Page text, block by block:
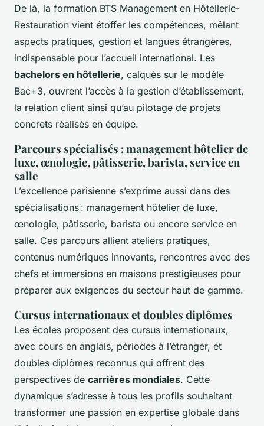
De là, la formation BTS Management en Hôtellerie-
Restauration vient étoffer les compétences, mêlant
aspects pratiques, gestion et langues étrangères,
indispensable pour l’accueil international. Les
bachelors en hôtellerie, calqués sur le modèle
Bac+3, ouvrent l’accès à la gestion d’établissement,
la relation client ainsi qu’au pilotage de projets
concrets réalisés en équipe.
Parcours spécialisés : management hôtelier de
luxe, œnologie, pâtisserie, barista, service en
salle
L’excellence parisienne s’exprime aussi dans des
spécialisations : management hôtelier de luxe,
œnologie, pâtisserie, barista ou encore service en
salle. Ces parcours allient ateliers pratiques,
contenus numériques innovants, rencontres avec des
chefs et immersions en maisons prestigieuses pour
préparer aux exigences du secteur haut de gamme.
Cursus internationaux et doubles diplômes
Les écoles proposent des cursus internationaux,
avec cours en anglais, périodes à l’étranger, et
doubles diplômes reconnus qui offrent des
perspectives de carrières mondiales. Cette
dynamique s’adresse à tous les profils souhaitant
transformer une passion en expertise globale dans